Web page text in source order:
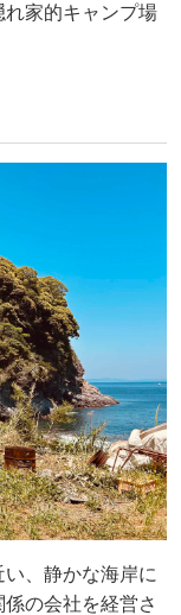
れ家的キャンプ場
、静かな海岸に
の会社を経営さ